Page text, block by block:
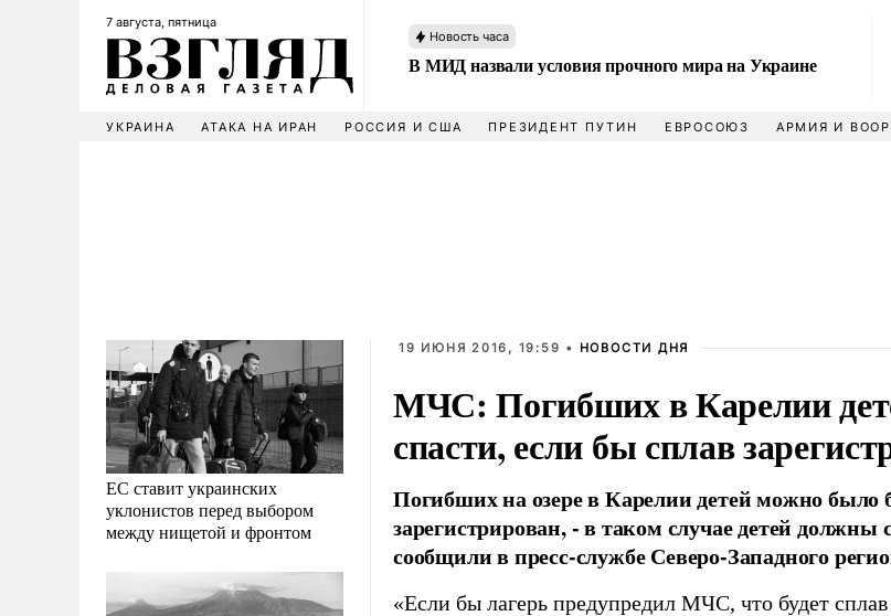
7 августа, пятница
Новость часа
В МИД назвали условия прочного мира на Украине
УКРАИНА АТАКА НА ИРАН РОССИЯ И США ПРЕЗИДЕНТ ПУТИН ЕВРОСОЮЗ АРМИЯ И
ЕС ставит украинских
уклонистов перед выбором
между нищетой и фронтом
19 ИЮНЯ 2016, 19:59 • НОВОСТИ ДНЯ
МЧС: Погибших в Карелии
спасти, если бы сплав
Погибших на озере в Карелии детей можно было
зарегистрирован, - в таком случае детей должны
сообщили в пресс-службе Северо-Западного
«Если бы лагерь предупредил МЧС, что будет